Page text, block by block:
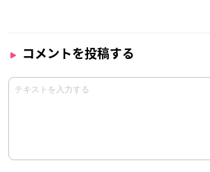
コメントを投稿する